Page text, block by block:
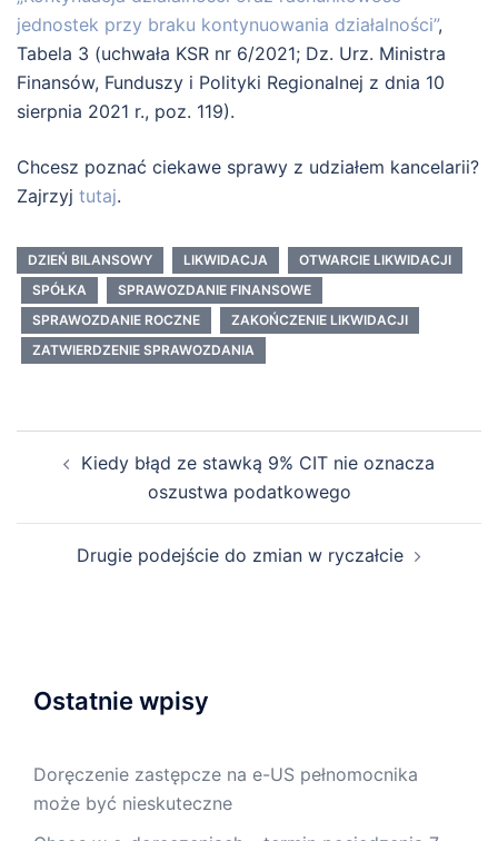
jednostek przy braku kontynuowania działalności”,
Tabela 3 (uchwała KSR nr 6/2021; Dz. Urz. Ministra
Finansów, Funduszy i Polityki Regionalnej z dnia 10
sierpnia 2021 r., poz. 119).
Chcesz poznać ciekawe sprawy z udziałem kancelarii?
Zajrzyj tutaj.
DZIEŃ BILANSOWY LIKWIDACJA
OTWARCIE LIKWIDACJI
SPÓŁKA
SPRAWOZDANIE FINANSOWE
SPRAWOZDANIE ROCZNE
ZAKOŃCZENIE LIKWIDACJI
ZATWIERDZENIE SPRAWOZDANIA
wpisuKiedy błąd ze stawką 9% CIT nie oznacza
oszustwa podatkowego
Drugie podejście do zmian w ryczałcie
Ostatnie wpisy
Doręczenie zastępcze na e-US pełnomocnika
może być nieskuteczne